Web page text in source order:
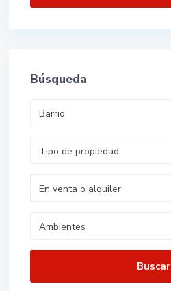
Búsqueda
Barrio
Tipo de propiedad
En venta o alquiler
Ambientes
Buscar